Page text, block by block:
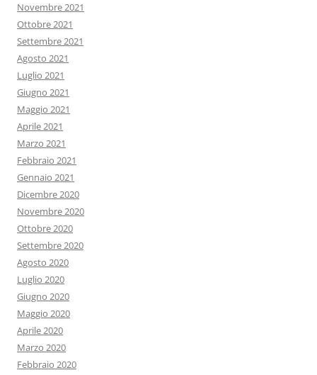
Novembre 2021
Ottobre 2021
Settembre 2021
Agosto 2021
Luglio 2021
Giugno 2021
Maggio 2021
Aprile 2021
Marzo 2021
Febbraio 2021
Gennaio 2021
Dicembre 2020
Novembre 2020
Ottobre 2020
Settembre 2020
Agosto 2020
Luglio 2020
Giugno 2020
Maggio 2020
Aprile 2020
Marzo 2020
Febbraio 2020